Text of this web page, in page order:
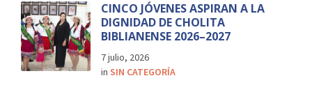
CINCO JÓVENES ASPIRAN A LA
DIGNIDAD DE CHOLITA
BIBLIANENSE 2026–2027
7 julio, 2026
in SIN CATEGORÍA